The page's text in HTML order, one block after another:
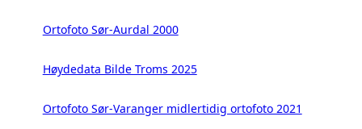
Ortofoto Sør-Aurdal 2000
Høydedata Bilde Troms 2025
Ortofoto Sør-Varanger midlertidig ortofoto 2021